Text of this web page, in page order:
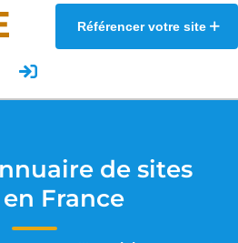
Référencer votre site
de sites
France